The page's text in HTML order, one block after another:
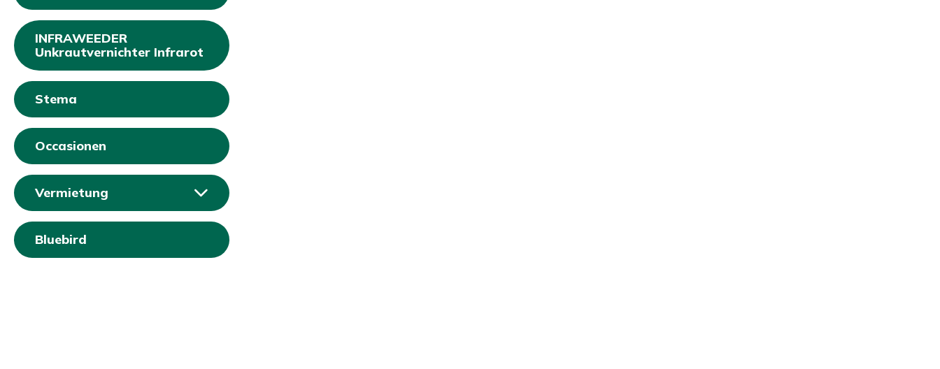
INFRAWEEDER
Unkrautvernichter Infrarot
Stema
Occasionen
Vermietung
Bluebird